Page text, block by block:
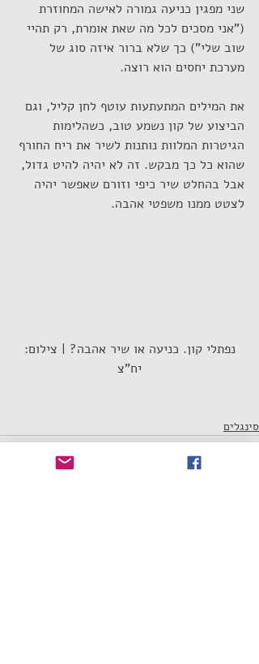
שני מפגין כניעה גמורה לאישה המחוזרת
("אני מסכים לכל מה שאת אומרת, רק תהיי
שוב שלי") כך שלא ברור איזה סוג של
מערכת יחסים הוא רוצה.
את המילים המתעתעות עוטף לחן קליל, וגם
הביצוע של קון נשמע טוב, כשהלימות
הגיטרות המלוות נותנות לשיר את ריח החורף
שהוא כל כך מבקש. זה לא יהיה להיט גדול,
אבל בהחלט שיר כיפי וזורם שאפשר יהיה
לצטט ממנו משפטי אהבה.
נפתלי קון. כניעה או שיר אהבה? | צילום:
יח"צ
סינגלים